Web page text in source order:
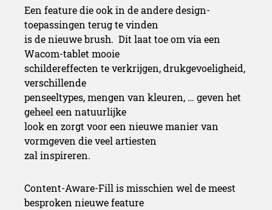
Een feature die ook in de andere design-
toepassingen terug te vinden
is de nieuwe brush. Dit laat toe om via een
Wacom-tablet mooie
schildereffecten te verkrijgen, drukgevoeligheid,
verschillende
penseeltypes, mengen van kleuren, … geven het
geheel een natuurlijke
look en zorgt voor een nieuwe manier van
vormgeven die veel artiesten
zal inspireren.
Content-Aware-Fill is misschien wel de meest
besproken nieuwe feature